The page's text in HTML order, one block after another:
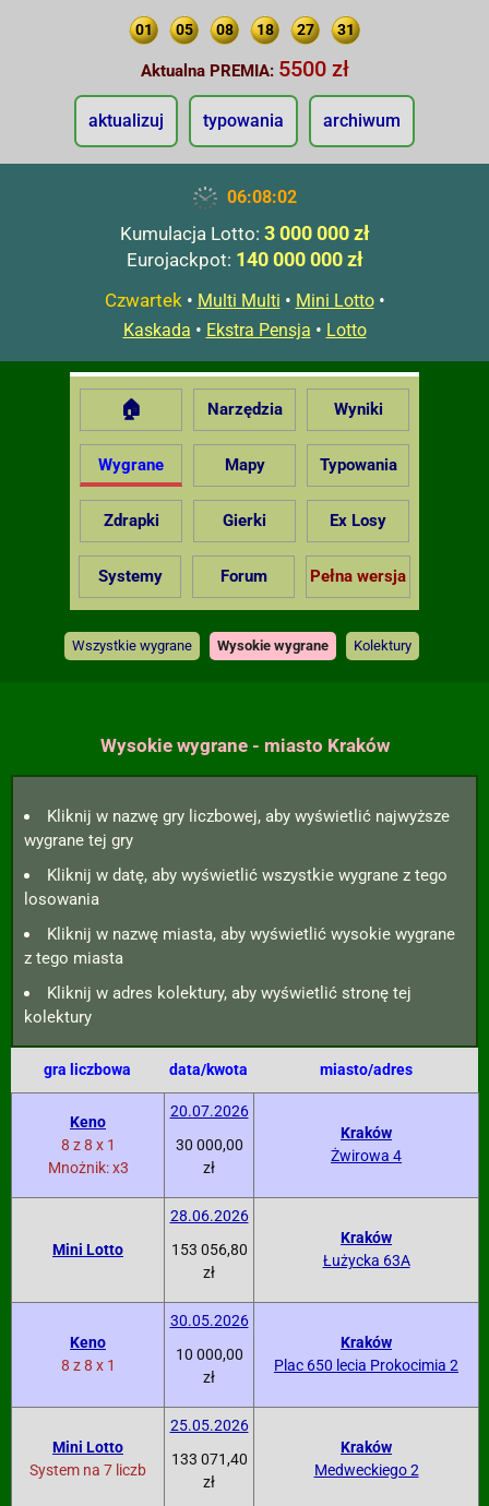
01 05 08 18 27 31
Aktualna PREMIA: 5500 zł
aktualizuj typowania archiwum
06:08:03
Kumulacja Lotto: 3 000 000 zł
Eurojackpot: 140 000 000 zł
Czwartek• Multi Multi • Mini Lotto•
Kaskada • Ekstra Pensja • Lotto
🏠 Narzędzia Wyniki
Wygrane Mapy Typowania
Zdrapki Gierki Ex Losy
Systemy Forum Pełna wersja
Wszystkie wygrane Wysokie wygrane Kolektury
Wysokie wygrane - miasto Kraków
Kliknij w nazwę gry liczbowej, aby wyświetlić najwyższe
wygrane tej gry
Kliknij w datę, aby wyświetlić wszystkie wygrane z tego
losowania
Kliknij w nazwę miasta, aby wyświetlić wysokie wygrane
z tego miasta
Kliknij w adres kolektury, aby wyświetlić stronę tej
kolektury
gra liczbowa data/kwota miasto/adres
Keno
8 z 8 x 1
Mnożnik: x3
20.07.2026
30 000,00
zł
Kraków
Żwirowa 4
Mini Lotto
28.06.2026
153 056,80
zł
Kraków
Łużycka 63A
Keno
8 z 8 x 1
30.05.2026
10 000,00
zł
Kraków
Plac 650 lecia Prokocimia 2
Mini Lotto
System na 7 liczb
25.05.2026
133 071,40
zł
Kraków
Medweckiego 2